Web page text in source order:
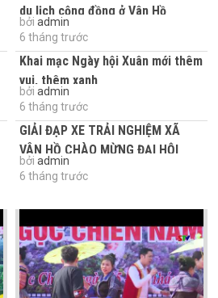
du lịch cộng đồng ở Vân Hồ
bởi admin
6 tháng trước
Khai mạc Ngày hội Xuân mới thêm
vui, thêm xanh
bởi admin
6 tháng trước
GIẢI ĐẠP XE TRẢI NGHIỆM XÃ
VÂN HỒ CHÀO MỪNG ĐẠI HỘI
ĐẢNG TOÀN QUỐC LẦN THỨ...
bởi admin
6 tháng trước